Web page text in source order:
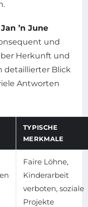
Jan ’n June
und
Herkunft und
detaillierter Blick
Antworten
TYPISCHE
MERKMALE
Faire Löhne,
Kinderarbeit
verboten, soziale
Projekte